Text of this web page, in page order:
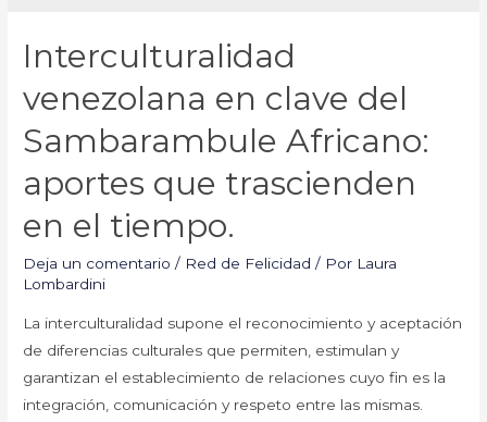
Interculturalidad
venezolana en clave del
Sambarambule Africano:
aportes que trascienden
en el tiempo.
Deja un comentario / Red de Felicidad / Por Laura
Lombardini
La interculturalidad supone el reconocimiento y aceptación
de diferencias culturales que permiten, estimulan y
garantizan el establecimiento de relaciones cuyo fin es la
integración, comunicación y respeto entre las mismas.